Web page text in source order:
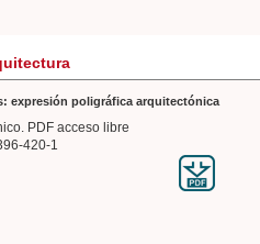
expresión poligráfica arquitectónica
PDF acceso libre
420-1